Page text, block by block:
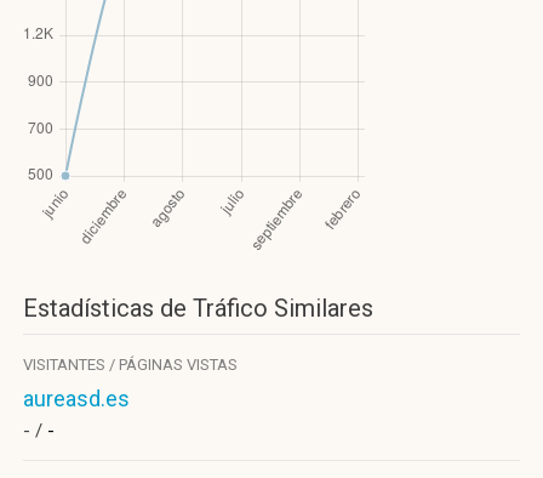
Estadísticas de Tráfico Similares
VISITANTES / PÁGINAS VISTAS
aureasd.es
- / -